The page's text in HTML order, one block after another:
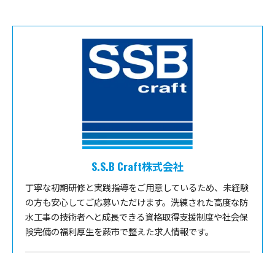
S.S.B Craft株式会社
丁寧な初期研修と実践指導をご用意しているため、未経験
の方も安心してご応募いただけます。洗練された高度な防
水工事の技術者へと成長できる資格取得支援制度や社会保
険完備の福利厚生を蕨市で整えた求人情報です。